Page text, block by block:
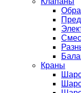
Краны